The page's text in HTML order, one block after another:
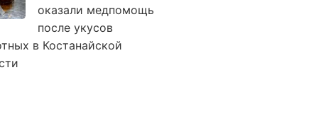
оказали медпомощь
после укусов
в Костанайской